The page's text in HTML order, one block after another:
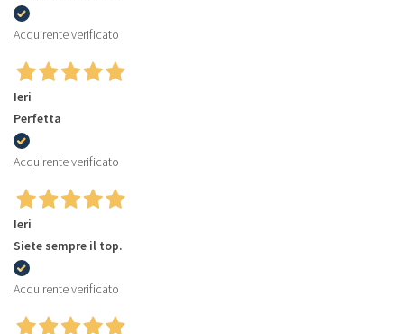
Acquirente verificato
Ieri
Perfetta
Acquirente verificato
Ieri
Siete sempre il top.
Acquirente verificato